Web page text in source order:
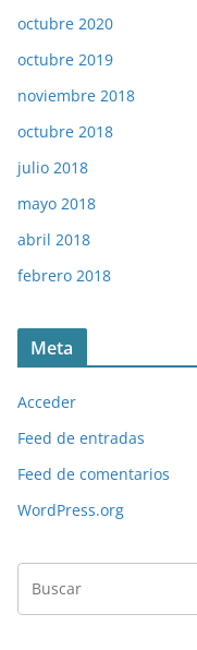
octubre 2020
octubre 2019
noviembre 2018
octubre 2018
julio 2018
mayo 2018
abril 2018
febrero 2018
Meta
Acceder
Feed de entradas
Feed de comentarios
WordPress.org